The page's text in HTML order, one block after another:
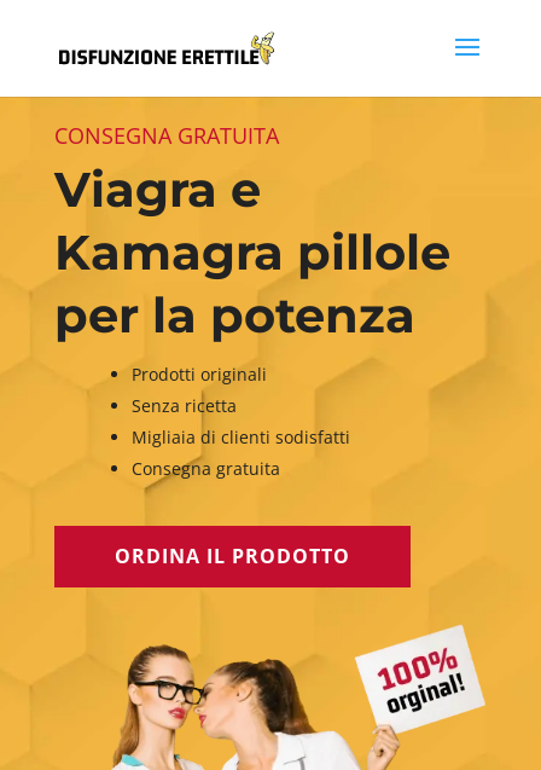
CONSEGNA GRATUITA
Viagra e
Kamagra pillole
per la potenza
Prodotti originali
Senza ricetta
Migliaia di clienti sodisfatti
Consegna gratuita
ORDINA IL PRODOTTO